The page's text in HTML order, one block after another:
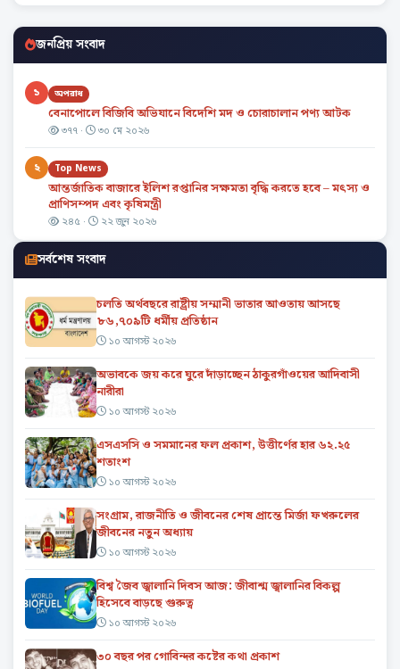
জনপ্রিয় সংবাদ
১ অপরাধ
বেনাপোলে বিজিবি অভিযানে বিদেশি মদ ও চোরাচালান পণ্য আটক
৩৭৭ · ৩০ মে ২০২৬
২ Top News
আন্তর্জাতিক বাজারে ইলিশ রপ্তানির সক্ষমতা বৃদ্ধি করতে হবে – মৎস্য ও
প্রাণিসম্পদ এবং কৃষিমন্ত্রী
২৪৫ · ২২ জুন ২০২৬
সর্বশেষ সংবাদ
চলতি অর্থবছরে রাষ্ট্রীয় সম্মানী ভাতার আওতায় আসছে
৮৬,৭০৯টি ধর্মীয় প্রতিষ্ঠান
১০ আগস্ট ২০২৬
অভাবকে জয় করে ঘুরে দাঁড়াচ্ছেন ঠাকুরগাঁওয়ের আদিবাসী
নারীরা
১০ আগস্ট ২০২৬
এসএসসি ও সমমানের ফল প্রকাশ, উত্তীর্ণের হার ৬২.২৫
শতাংশ
১০ আগস্ট ২০২৬
সংগ্রাম, রাজনীতি ও জীবনের শেষ প্রান্তে মির্জা ফখরুলের
জীবনের নতুন অধ্যায়
১০ আগস্ট ২০২৬
বিশ্ব জৈব জ্বালানি দিবস আজ: জীবাশ্ম জ্বালানির বিকল্প
হিসেবে বাড়ছে গুরুত্ব
১০ আগস্ট ২০২৬
৩০ বছর পর গোবিন্দর কষ্টের কথা প্রকাশ